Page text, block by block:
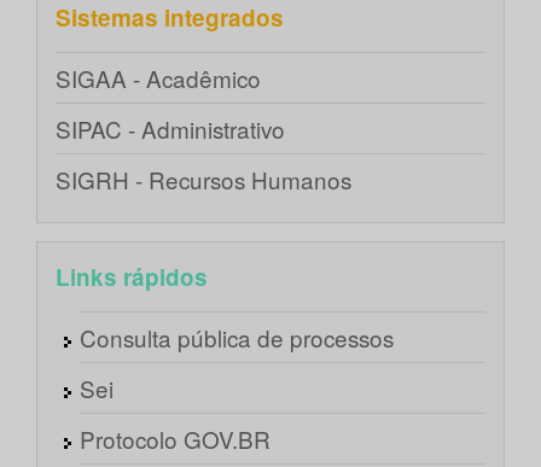
Sistemas integrados
SIGAA - Acadêmico
SIPAC - Administrativo
SIGRH - Recursos Humanos
Links rápidos
Consulta pública de processos
Sei
Protocolo GOV.BR